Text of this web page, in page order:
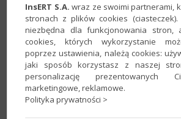
InsERT S.A. wraz ze swoimi partnerami,
stronach z plików cookies
niezbędna dla funkcjonowania stron,
cookies, których wykorzystanie
poprzez ustawienia, należą cookies:
jaki sposób korzystasz z naszej
personalizację
marketingowe, reklamowe.
Polityka prywatności >